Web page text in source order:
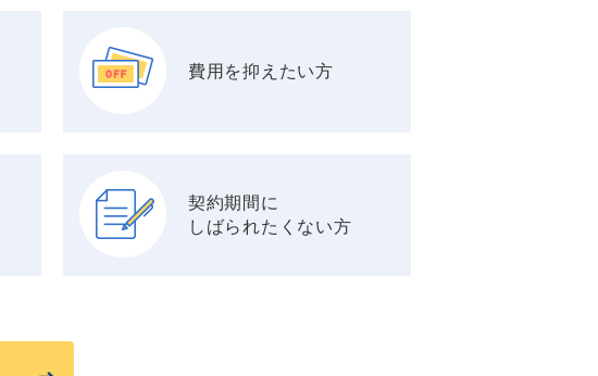
費用を抑えたい方
契約期間に
しばられたくない方